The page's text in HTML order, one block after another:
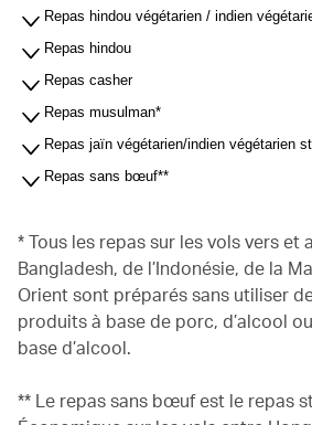
Repas hindou végétarien / indien
Repas hindou
Repas casher
Repas musulman*
Repas jaïn végétarien/indien végétarien
Repas sans bœuf**
* Tous les repas sur les vols vers et
Bangladesh, de l’Indonésie, de la
Orient sont préparés sans utiliser
produits à base de porc, d’alcool
base d’alcool.
** Le repas sans bœuf est le repas